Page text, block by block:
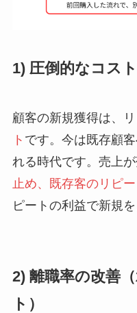
1) 圧倒的なコス
顧客の新規獲得は、
ト です。今は既存顧
れる時代です。売上
止め、既存客のリピ
ピートの利益で新規
2) 離職率の改善
ト）